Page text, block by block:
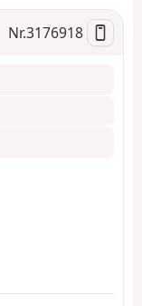
n
Nr.3176918